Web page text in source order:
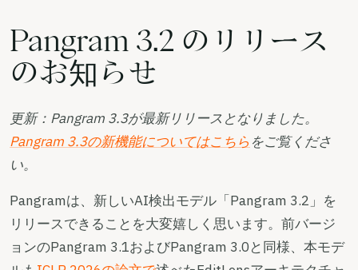
ログイン
無料でお試しください
Pangram 3.2 のリリース
のお知らせ
更新：Pangram 3.3が最新リリースとなりました。
Pangram 3.3の新機能についてはこちら をご覧くださ
い。
Pangramは、新しいAI検出モデル「Pangram 3.2」を
リリースできることを大変嬉しく思います。前バージ
ョンのPangram 3.1およびPangram 3.0と同様、本モデ